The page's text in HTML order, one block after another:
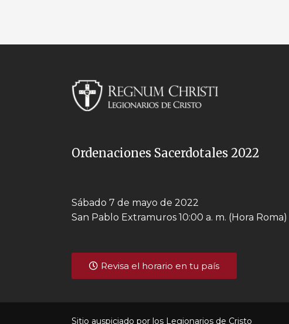
Ordenaciones Sacerdotales 2022
Sábado 7 de mayo de 2022
San Pablo Extramuros 10:00 a. m. (Hora Roma)
Revisa el horario en tu país
Sitio auspiciado por los Legionarios de Cristo